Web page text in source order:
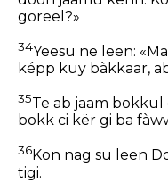
goreel?»
34Yeesu ne leen:
képp kuy bàkkaar,
35Te ab jaam bokkul
bokk ci kër gi ba
36Kon nag su leen
tigi.